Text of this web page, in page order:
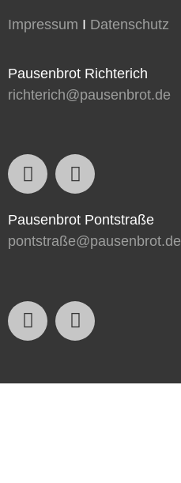
Impressum I Datenschutz
Pausenbrot Richterich
richterich@pausenbrot.de
Pausenbrot Pontstraße
pontstraße@pausenbrot.de